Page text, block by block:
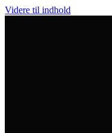
Videre til indhold